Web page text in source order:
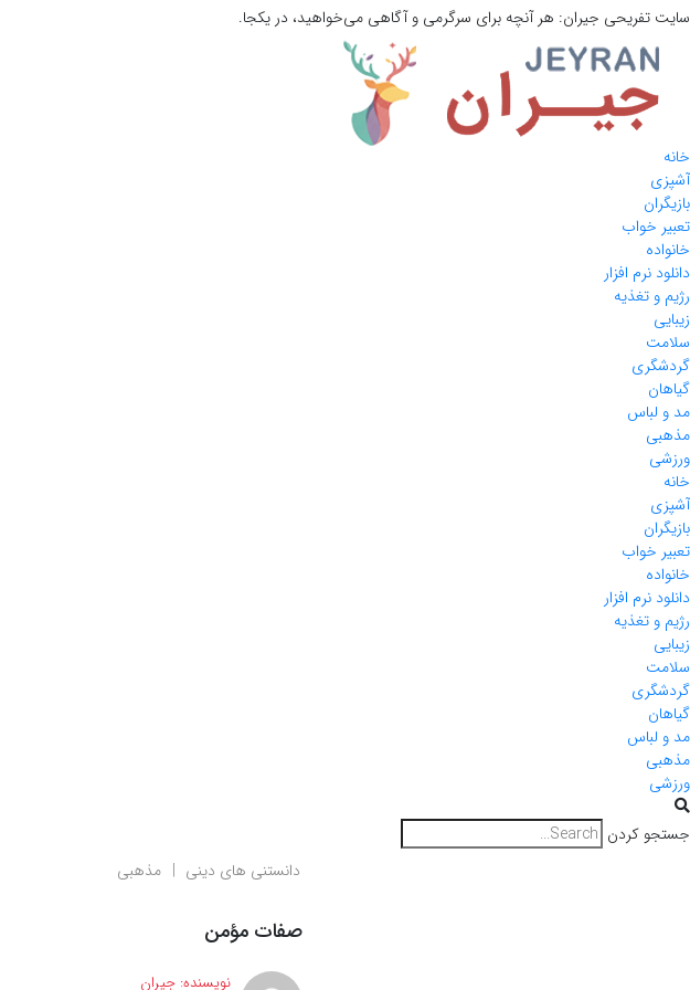
سایت تفریحی جیران: هر آنچه برای سرگرمی و آگاهی می‌خواهید، در یکجا.
خانه
آشپزی
بازیگران
تعبیر خواب
خانواده
دانلود نرم افزار
رژیم و تغذیه
زیبایی
سلامت
گردشگری
گیاهان
مد و لباس
مذهبی
ورزشی
خانه
آشپزی
بازیگران
تعبیر خواب
خانواده
دانلود نرم افزار
رژیم و تغذیه
زیبایی
سلامت
گردشگری
گیاهان
مد و لباس
مذهبی
ورزشی
جستجو کردن
دانستنی های دینی
مذهبی
صفات مؤمن
نویسنده: جیران